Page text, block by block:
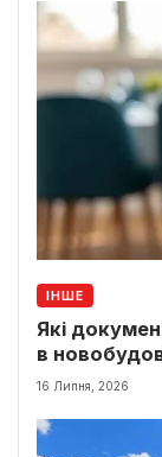
ІНШЕ
Які
в
16 Липня, 2026